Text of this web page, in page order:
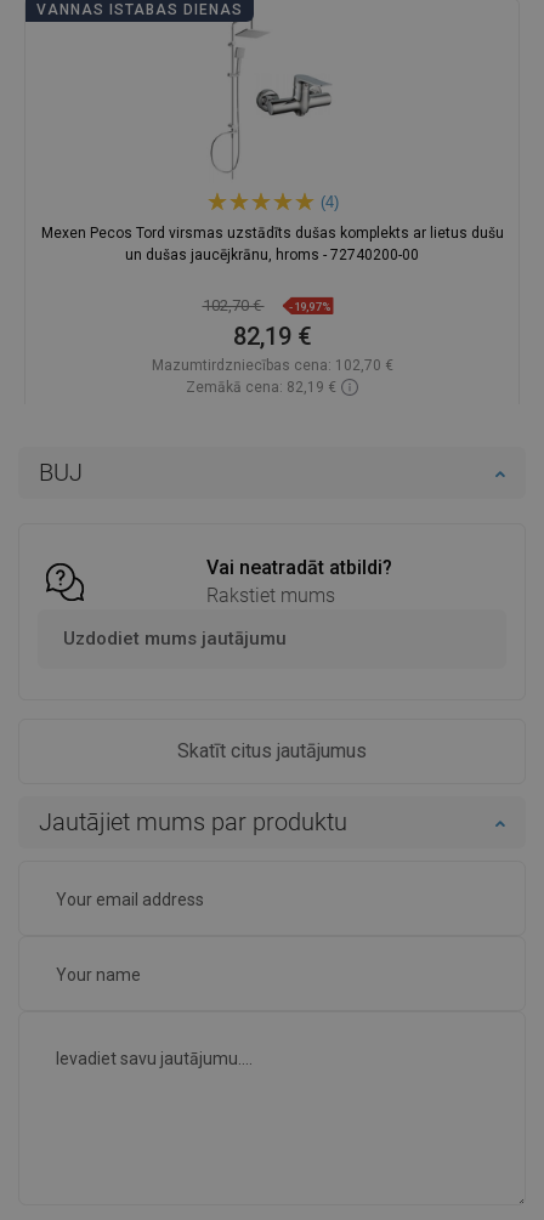
BUJ
Vai neatradāt atbildi?
Rakstiet mums
Uzdodiet mums jautājumu
Skatīt citus jautājumus
Jautājiet mums par produktu
VANNAS ISTABAS DIENAS
(4)
Mexen Pecos Tord virsmas uzstādīts dušas komplekts ar lietus dušu
un dušas jaucējkrānu, hroms - 72740200-00
102,70 € -19,97%
82,19 €
Mazumtirdzniecības cena: 102,70 €
Zemākā cena: 82,19 €